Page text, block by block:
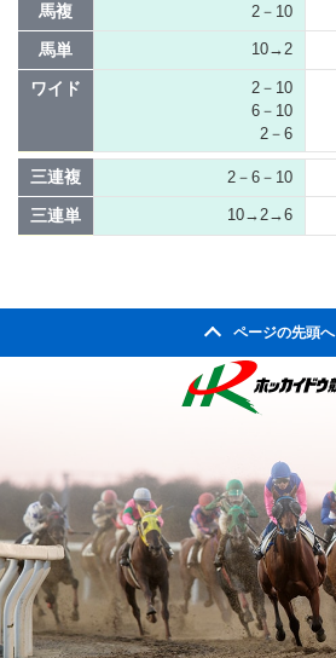
馬複 2－10
馬単 10→2
ワイド
2－10
6－10
2－6
三連複 2－6－10
三連単 10→2→6
ページの先頭へ